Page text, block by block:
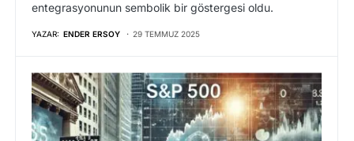
entegrasyonunun sembolik bir göstergesi oldu.
YAZAR: ENDER ERSOY 29 TEMMUZ 2025